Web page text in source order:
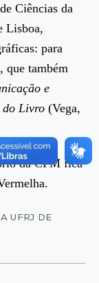
Ciências da
Lisboa,
para
que também
e
Livro (Vega,
da CPM fica
UFRJ DE